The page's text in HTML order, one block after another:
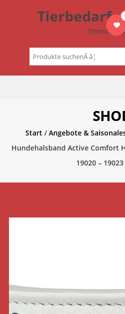
Tierbedarf
Dominik
Suchen
nach:
Start /Angebote &
Hundehalsband Active Comfort
19020 –